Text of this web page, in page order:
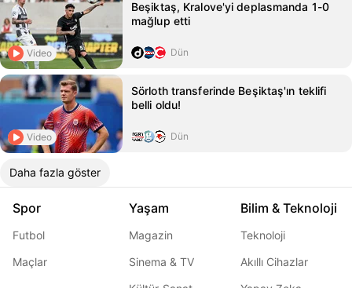
Video
Beşiktaş, Kralove'yi deplasmanda 1-0
mağlup etti
Dün
Video
Sörloth transferinde Beşiktaş'ın teklifi
belli oldu!
Dün
Daha fazla göster
Spor
Futbol
Maçlar
Yaşam
Magazin
Sinema & TV
Bilim & Teknoloji
Teknoloji
Akıllı Cihazlar